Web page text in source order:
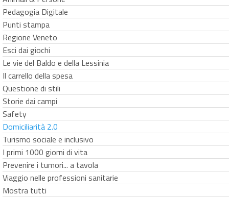
Pedagogia Digitale
Punti stampa
Regione Veneto
Esci dai giochi
Le vie del Baldo e della Lessinia
Il carrello della spesa
Questione di stili
Storie dai campi
Safety
Domiciliarità 2.0
Turismo sociale e inclusivo
I primi 1000 giorni di vita
Prevenire i tumori... a tavola
Viaggio nelle professioni sanitarie
Mostra tutti